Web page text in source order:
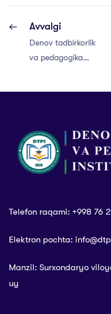
Avvalgi
Denov tadbirkorlik
va pedagogika
magistratura
talabalari uchun
to‘liq va to‘liq
bo‘lmagan ta’lim
Telefon raqami: +998 76
Elektron pochta:
Manzil: Surxondaryo
uy